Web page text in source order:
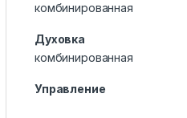
комбинированная
Духовка
комбинированная
Управление